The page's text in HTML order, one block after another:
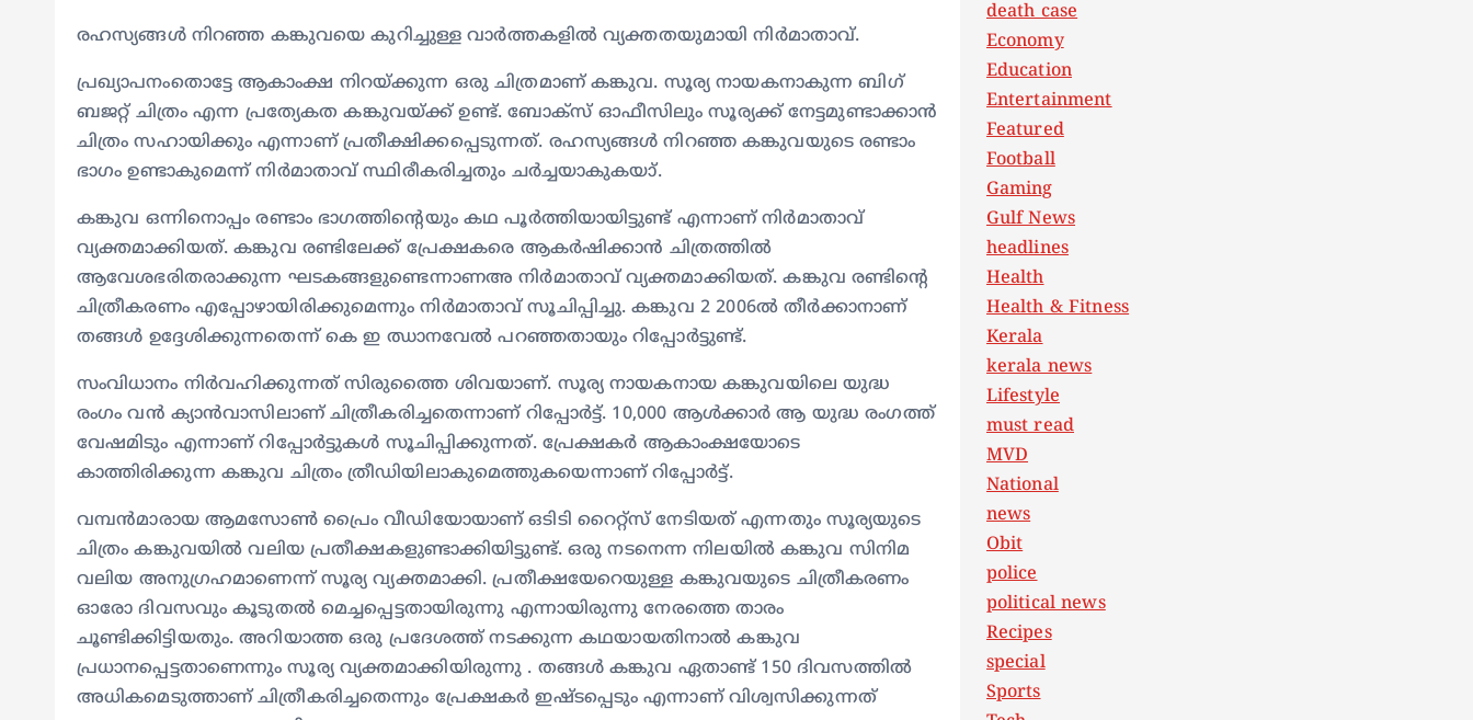
രഹസ്യങ്ങള്‍ നിറഞ്ഞ കങ്കുവയെ കുറിച്ചുള്ള വാര്‍ത്തകളില്‍ വ്യക്തതയുമായി നിര്‍മാതാവ്.
പ്രഖ്യാപനംതൊട്ടേ ആകാംക്ഷ നിറയ്‍ക്കുന്ന ഒരു ചിത്രമാണ് കങ്കുവ. സൂര്യ നായകനാകുന്ന ബിഗ്
ബജറ്റ് ചിത്രം എന്ന പ്രത്യേകത കങ്കുവയ്‍ക്ക് ഉണ്ട്. ബോക്സ് ഓഫീസിലും സൂര്യക്ക് നേട്ടമുണ്ടാക്കാൻ
ചിത്രം സഹായിക്കും എന്നാണ് പ്രതീക്ഷിക്കപ്പെടുന്നത്. രഹസ്യങ്ങള്‍ നിറഞ്ഞ കങ്കുവയുടെ രണ്ടാം
ഭാഗം ഉണ്ടാകുമെന്ന് നിര്‍മാതാവ് സ്ഥിരീകരിച്ചതും ചര്‍ച്ചയാകുകയാ്.
കങ്കുവ ഒന്നിനൊപ്പം രണ്ടാം ഭാഗത്തിന്റെയും കഥ പൂര്‍ത്തിയായിട്ടുണ്ട് എന്നാണ് നിര്‍മാതാവ്
വ്യക്തമാക്കിയത്. കങ്കുവ രണ്ടിലേക്ക് പ്രേക്ഷകരെ ആകര്‍ഷിക്കാൻ ചിത്രത്തില്‍
ആവേശഭരിതരാക്കുന്ന ഘടകങ്ങളുണ്ടെന്നാണഅ നിര്‍മാതാവ് വ്യക്തമാക്കിയത്. കങ്കുവ രണ്ടിന്റെ
ചിത്രീകരണം എപ്പോഴായിരിക്കുമെന്നും നിര്‍മാതാവ് സൂചിപ്പിച്ചു. കങ്കുവ 2 2006ല്‍ തീര്‍ക്കാനാണ്
തങ്ങള്‍ ഉദ്ദേശിക്കുന്നതെന്ന് കെ ഇ ഝാനവേല്‍ പറഞ്ഞതായും റിപ്പോര്‍ട്ടുണ്ട്.
സംവിധാനം നിര്‍വഹിക്കുന്നത് സിരുത്തൈ ശിവയാണ്. സൂര്യ നായകനായ കങ്കുവയിലെ യുദ്ധ
രംഗം വൻ ക്യാൻവാസിലാണ് ചിത്രീകരിച്ചതെന്നാണ് റിപ്പോര്‍ട്ട്. 10,000 ആള്‍ക്കാര്‍ ആ യുദ്ധ രംഗത്ത്
വേഷമിടും എന്നാണ് റിപ്പോര്‍ട്ടുകള്‍ സൂചിപ്പിക്കുന്നത്. പ്രേക്ഷകര്‍ ആകാംക്ഷയോടെ
കാത്തിരിക്കുന്ന കങ്കുവ ചിത്രം ത്രീഡിയിലാകുമെത്തുകയെന്നാണ് റിപ്പോര്‍ട്ട്.
വമ്പൻമാരായ ആമസോണ്‍ പ്രൈം വീഡിയോയാണ് ഒടിടി റൈറ്റ്സ്‍ നേടിയത് എന്നതും സൂര്യയുടെ
ചിത്രം കങ്കുവയില്‍ വലിയ പ്രതീക്ഷകളുണ്ടാക്കിയിട്ടുണ്ട്. ഒരു നടനെന്ന നിലയില്‍ കങ്കുവ സിനിമ
വലിയ അനുഗ്രഹമാണെന്ന് സൂര്യ വ്യക്തമാക്കി. പ്രതീക്ഷയേറെയുള്ള കങ്കുവയുടെ ചിത്രീകരണം
ഓരോ ദിവസവും കൂടുതല്‍ മെച്ചപ്പെട്ടതായിരുന്നു എന്നായിരുന്നു നേരത്തെ താരം
ചൂണ്ടിക്കിട്ടിയതും. അറിയാത്ത ഒരു പ്രദേശത്ത് നടക്കുന്ന കഥയായതിനാല്‍ കങ്കുവ
പ്രധാനപ്പെട്ടതാണെന്നും സൂര്യ വ്യക്തമാക്കിയിരുന്നു . തങ്ങള്‍ കങ്കുവ ഏതാണ്ട് 150 ദിവസത്തില്‍
അധികമെടുത്താണ് ചിത്രീകരിച്ചതെന്നും പ്രേക്ഷകര്‍ ഇഷ്‍ടപ്പെടും എന്നാണ് വിശ്വസിക്കുന്നത്
death case
Economy
Education
Entertainment
Featured
Football
Gaming
Gulf News
headlines
Health
Health & Fitness
Kerala
kerala news
Lifestyle
must read
MVD
National
news
Obit
police
political news
Recipes
special
Sports